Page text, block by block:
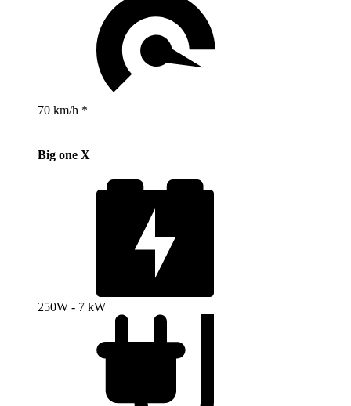
70 km/h *
Big one X
250W - 7 kW